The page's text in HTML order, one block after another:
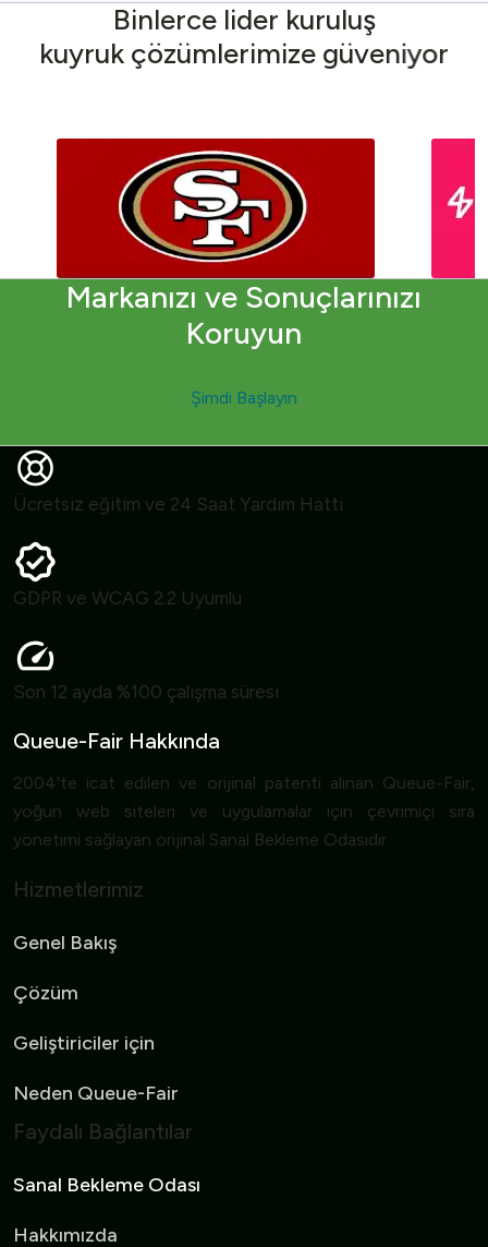
Binlerce lider kuruluş
kuyruk çözümlerimize güveniyor
Markanızı ve Sonuçlarınızı
Koruyun
Şimdi Başlayın
Ücretsiz eğitim ve 24 Saat Yardım Hattı
GDPR ve WCAG 2.2 Uyumlu
Son 12 ayda %100 çalışma süresi
Queue-Fair Hakkında
2004'te icat edilen ve orijinal patenti alınan Queue-Fair,
yoğun web siteleri ve uygulamalar için çevrimiçi sıra
yönetimi sağlayan orijinal Sanal Bekleme Odasıdır.
Hizmetlerimiz
Genel Bakış
Çözüm
Geliştiriciler için
Neden Queue-Fair
Faydalı Bağlantılar
Sanal Bekleme Odası
Hakkımızda